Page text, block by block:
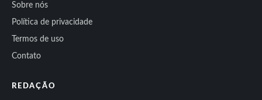
Sobre nós
Política de privacidade
Termos de uso
Contato
REDAÇÃO